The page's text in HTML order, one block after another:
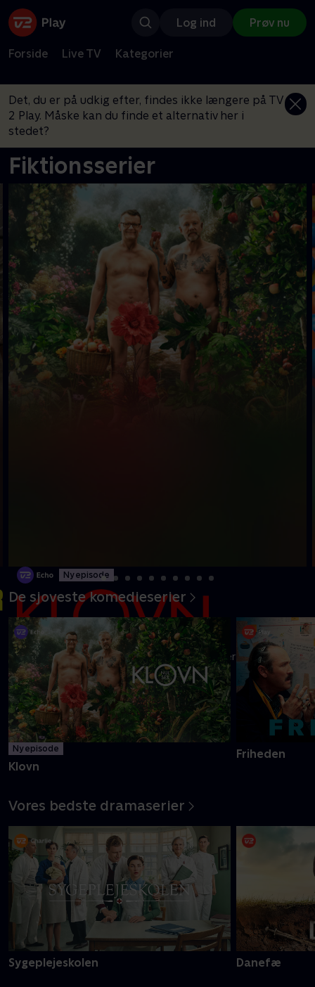
Log ind Prøv nu
Forside Live TV Kategorier
Det, du er på udkig efter, findes ikke længere på TV
2 Play. Måske kan du finde et alternativ her i
stedet?
Fiktionsserier
Ny episode
Danmarks pinligste makkerpar Frank og Casper navigerer livet
med tvivlsom succes
Mere info
De sjoveste komedieserier
Ny episode
Klovn
Friheden
Vores bedste dramaserier
Sygeplejeskolen Danefæ